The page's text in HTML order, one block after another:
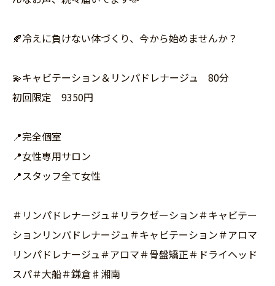
🍂冷えに負けない体づくり、今から始めませんか？
💫キャビテーション＆リンパドレナージュ 80分
初回限定 9350円
📍完全個室
📍女性専用サロン
📍スタッフ全て女性
＃リンパドレナージュ＃リラクゼーション＃キャビテー
ションリンパドレナージュ＃キャビテーション＃アロマ
リンパドレナージュ＃アロマ＃骨盤矯正＃ドライヘッド
スパ＃大船＃鎌倉♯湘南